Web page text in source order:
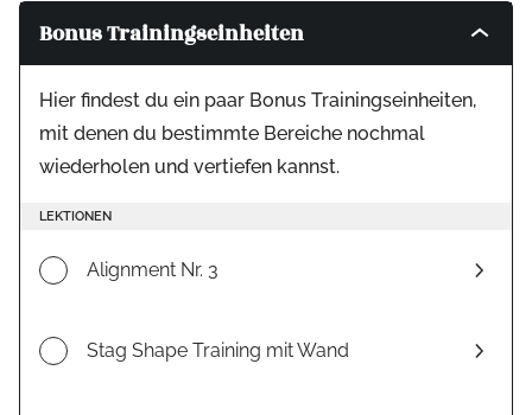
Bonus Trainingseinheiten
Hier findest du ein paar Bonus Trainingseinheiten,
mit denen du bestimmte Bereiche nochmal
wiederholen und vertiefen kannst.
LEKTIONEN
Alignment Nr. 3
Stag Shape Training mit Wand